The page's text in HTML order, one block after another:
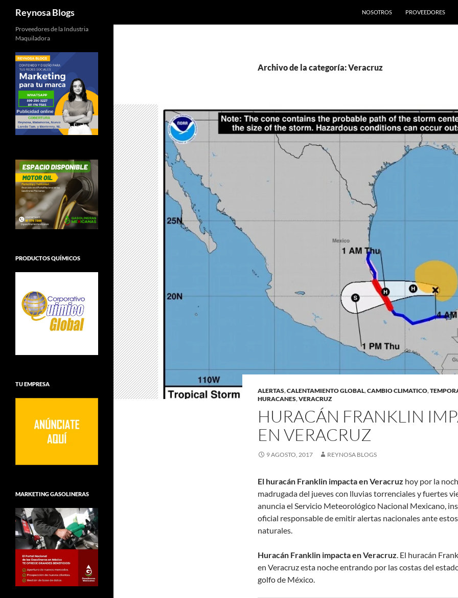
Reynosa Blogs
NOSOTROS
PROVEEDORES
Archivo de la categoría: Veracruz
ALERTAS,CALENTAMIENTO GLOBAL,CAMBIO CLIMATICO,
HURACANES,VERACRUZ
HURACÁN FRANKLIN
EN VERACRUZ
9 AGOSTO, 2017 REYNOSA BLOGS
El huracán Franklin impacta en Veracruz hoy por la
madrugada del jueves con lluvias torrenciales y fuertes
anuncia el Servicio Meteorológico Nacional Mexicano,
oficial responsable de emitir alertas nacionales ante
naturales.
Huracán Franklin impacta en Veracruz. El huracán
en Veracruz esta noche entrando por las costas del
golfo de México.
Proveedores de la Industria
Maquiladora
PRODUCTOS QUÍMICOS
TU EMPRESA
MARKETING GASOLINERAS